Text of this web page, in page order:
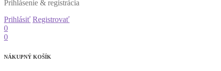
Prihlásenie & registrácia
Prihlásiť Registrovať
0
0
NÁKUPNÝ KOŠÍK